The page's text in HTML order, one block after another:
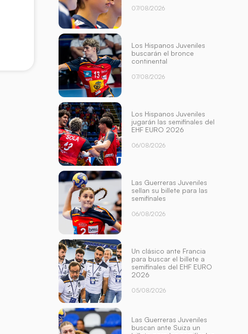
07/08/2026
Los Hispanos Juveniles
buscarán el bronce
continental
07/08/2026
Los Hispanos Juveniles
jugarán las semifinales del
EHF EURO 2026
06/08/2026
Las Guerreras Juveniles
sellan su billete para las
semifinales
06/08/2026
Un clásico ante Francia
para buscar el billete a
semifinales del EHF EURO
2026
05/08/2026
Las Guerreras Juveniles
buscan ante Suiza un